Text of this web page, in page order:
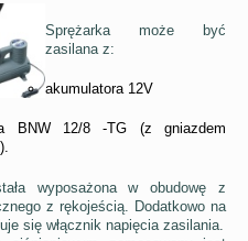
Sprężarka może być
zasilana z:
akumulatora 12V
BNW 12/8 -TG (z gniazdem
wyposażona w obudowę z
z rękojeścią. Dodatkowo na
się włącznik napięcia zasilania.